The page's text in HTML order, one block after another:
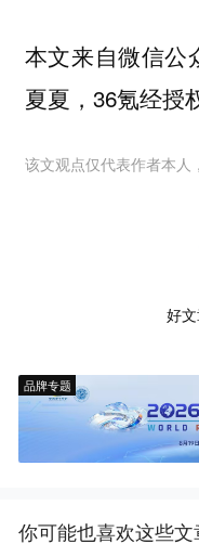
本文来自微信公
夏夏，36氪经授
该文观点仅代表作者本人
好
品牌专题
你可能也喜欢这些文